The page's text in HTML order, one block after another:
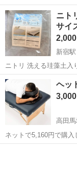
ニト
サイ
2,000
新宿駅
ニトリ 洗える珪藻土入
6月26日に購入しまし
が、普段はソファとし
く必要があり、...
新
ヘッ
3,000
高田
ネットで5,160円で購入
ので傷や汚れはござい